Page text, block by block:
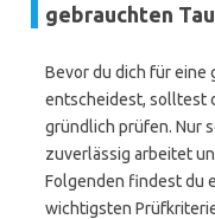
gebrauchten
Bevor du dich für eine
entscheidest, solltest
gründlich prüfen. Nur
zuverlässig arbeitet
Folgenden findest du
wichtigsten